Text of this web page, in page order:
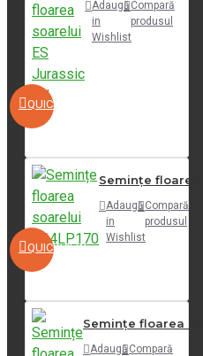
QUICKVIEW
Adaugă
in
Wishlist
Compară
produsul
QUICKVIEW
Semințe floarea
Adaugă
in
Wishlist
Compară
produsul
Semințe floarea
Adaugă Compară